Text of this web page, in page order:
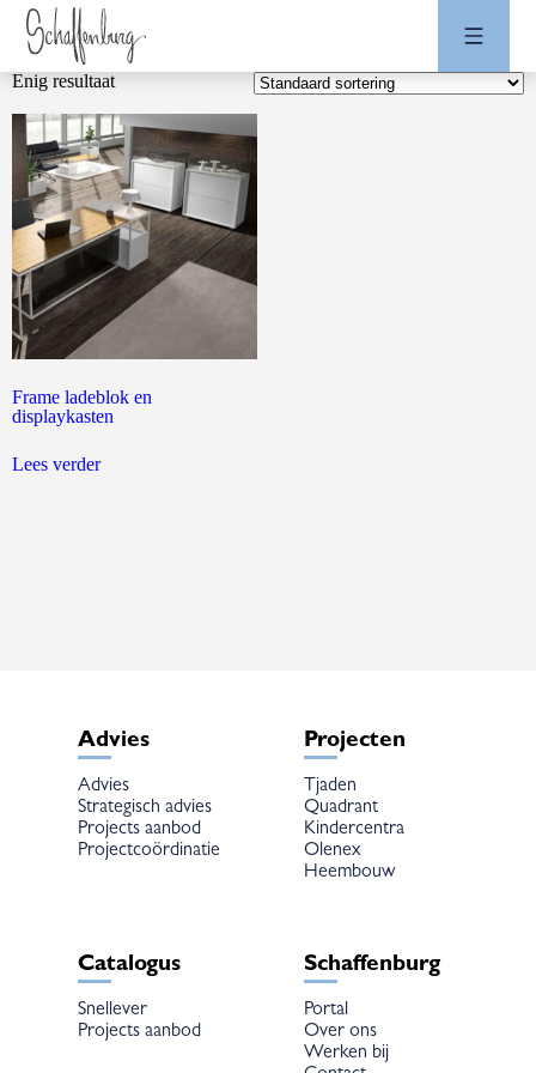
Enig resultaat
Frame ladeblok en
displaykasten
Lees verder
Advies
Advies
Strategisch advies
Projects aanbod
Projectcoördinatie
Projecten
Tjaden
Quadrant
Kindercentra
Olenex
Heembouw
Catalogus
Snellever
Projects aanbod
Schaffenburg
Portal
Over ons
Werken bij